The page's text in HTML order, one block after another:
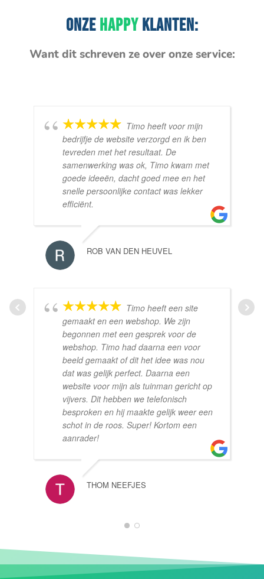
ONZEHAPPYKLANTEN:
Want dit schreven ze over onze service:
Timo heeft voor mijn
bedrijfje de website verzorgd en ik ben
tevreden met het resultaat. De
samenwerking was ok, Timo kwam met
goede ideeën, dacht goed mee en het
snelle persoonlijke contact was lekker
efficiënt.
ROB VAN DEN HEUVEL
Timo heeft een site
gemaakt en een webshop. We zijn
begonnen met een gesprek voor de
webshop. Timo had daarna een voor
beeld gemaakt of dit het idee was nou
dat was gelijk perfect. Daarna een
website voor mijn als tuinman gericht op
vijvers. Dit hebben we telefonisch
besproken en hij maakte gelijk weer een
schot in de roos. Super! Kortom een
aanrader!
THOM NEEFJES
1 2